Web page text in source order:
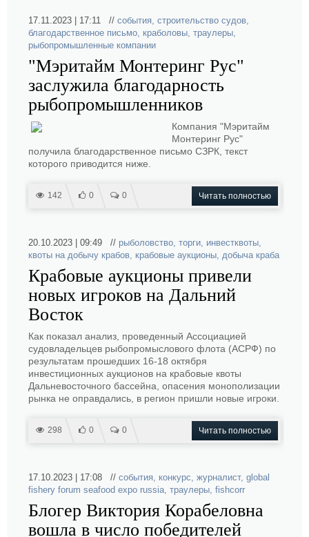
17.11.2023 | 17:11 // события, строительство судов,
благодарственное письмо, краболовы, траулеры,
рыбопромышленные компании
"Мэритайм Монтеринг Рус"
заслужила благодарность
рыбопромышленников
Компания "Мэритайм
Монтеринг Рус"
получила благодарственное письмо СЗРК, текст
которого приводится ниже.
142 0 0 Читать полностью
20.10.2023 | 09:49 // рыболовство, торги, инвестквоты,
квоты на добычу крабов, крабовые аукционы, добыча краба
Крабовые аукционы привели
новых игроков на Дальний
Восток
Как показал анализ, проведенный Ассоциацией
судовладельцев рыбопромыслового флота (АСРФ) по
результатам прошедших 16-18 октября
инвестиционных аукционов на крабовые квоты
Дальневосточного бассейна, опасения монополизации
рынка не оправдались, в регион пришли новые игроки.
298 0 0 Читать полностью
17.10.2023 | 17:08 // события, конкурс, журналист, global
fishery forum seafood expo russia, траулеры, fishcorr
Блогер Виктория Корабеловна
вошла в число победителей